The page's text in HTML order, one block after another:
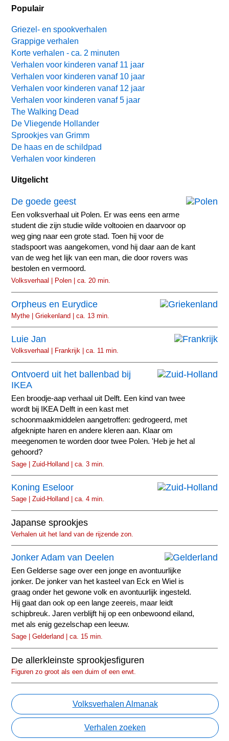
Populair
Griezel- en spookverhalen
Grappige verhalen
Korte verhalen - ca. 2 minuten
Verhalen voor kinderen vanaf 11 jaar
Verhalen voor kinderen vanaf 10 jaar
Verhalen voor kinderen vanaf 12 jaar
Verhalen voor kinderen vanaf 5 jaar
The Walking Dead
De Vliegende Hollander
Sprookjes van Grimm
De haas en de schildpad
Verhalen voor kinderen
Uitgelicht
De goede geest
Een volksverhaal uit Polen. Er was eens een arme
student die zijn studie wilde voltooien en daarvoor op
weg ging naar een grote stad. Toen hij voor de
stadspoort was aangekomen, vond hij daar aan de kant
van de weg het lijk van een man, die door rovers was
bestolen en vermoord.
Volksverhaal | Polen | ca. 20 min.
Orpheus en Eurydice
Mythe | Griekenland | ca. 13 min.
Luie Jan
Volksverhaal | Frankrijk | ca. 11 min.
Ontvoerd uit het ballenbad bij
IKEA
Een broodje-aap verhaal uit Delft. Een kind van twee
wordt bij IKEA Delft in een kast met
schoonmaakmiddelen aangetroffen: gedrogeerd, met
afgeknipte haren en andere kleren aan. Klaar om
meegenomen te worden door twee Polen. 'Heb je het al
gehoord?
Sage | Zuid-Holland | ca. 3 min.
Koning Eseloor
Sage | Zuid-Holland | ca. 4 min.
Japanse sprookjes
Verhalen uit het land van de rijzende zon.
Jonker Adam van Deelen
Een Gelderse sage over een jonge en avontuurlijke
jonker. De jonker van het kasteel van Eck en Wiel is
graag onder het gewone volk en avontuurlijk ingesteld.
Hij gaat dan ook op een lange zeereis, maar leidt
schipbreuk. Jaren verblijft hij op een onbewoond eiland,
met als enig gezelschap een leeuw.
Sage | Gelderland | ca. 15 min.
De allerkleinste sprookjesfiguren
Figuren zo groot als een duim of een erwt.
Volksverhalen Almanak
Verhalen zoeken